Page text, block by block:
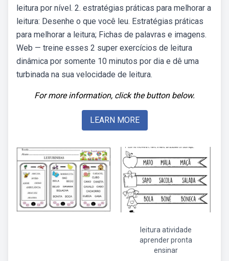
leitura por nível. 2. estratégias práticas para melhorar a
leitura: Desenhe o que você leu. Estratégias práticas
para melhorar a leitura; Fichas de palavras e imagens.
Web — treine esses 2 super exercícios de leitura
dinâmica por somente 10 minutos por dia e dê uma
turbinada na sua velocidade de leitura.
For more information, click the button below.
LEARN MORE
leitura atividade
aprender pronta
ensinar